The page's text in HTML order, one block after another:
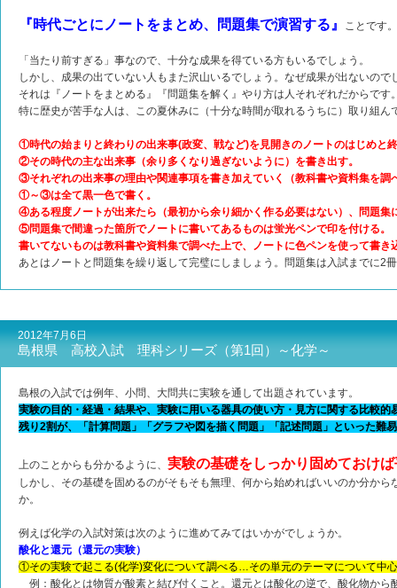
『時代ごとにノートをまとめ、問題集で演習する』 ことです。
「当たり前すぎる」事なので、十分な成果を得ている方もいるでしょう。
しかし、成果の出ていない人もまた沢山いるでしょう。なぜ成果が出ないので
それは『ノートをまとめる』『問題集を解く』やり方は人それぞれだからです
特に歴史が苦手な人は、この夏休みに（十分な時間が取れるうちに）取り組ん
①時代の始まりと終わりの出来事(政変、戦など)を見開きのノートのはじめと
②その時代の主な出来事（余り多くなり過ぎないように）を書き出す。
③それぞれの出来事の理由や関連事項を書き加えていく（教科書や資料集を調
①～③は全て黒一色で書く。
④ある程度ノートが出来たら（最初から余り細かく作る必要はない）、問題集
⑤問題集で間違った箇所でノートに書いてあるものは蛍光ペンで印を付ける。
書いてないものは教科書や資料集で調べた上で、ノートに色ペンを使って書き
あとはノートと問題集を繰り返して完璧にしましょう。問題集は入試までに2
2012年7月6日
島根県 高校入試 理科シリーズ（第1回）～化学～
島根の入試では例年、小問、大問共に実験を通して出題されています。
実験の目的・経過・結果や、実験に用いる器具の使い方・見方に関する比較的
残り2割が、「計算問題」「グラフや図を描く問題」「記述問題」といった難
上のことからも分かるように、 実験の基礎をしっかり固めておけ
しかし、その基礎を固めるのがそもそも無理、何から始めればいいのか分か
か。
例えば化学の入試対策は次のように進めてみてはいかがでしょうか。
酸化と還元（還元の実験）
①その実験で起こる(化学)変化について調べる…その単元のテーマについて中
例：酸化とは物質が酸素と結び付くこと。還元とは酸化の逆で、酸化物から